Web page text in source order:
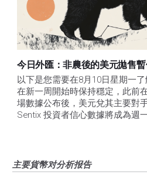
今日外匯：非農後的美元拋售
以下是您需要在8月10日星期一了
在新一周開始時保持穩定，此前
場數據公布後，美元兌其主要對
Sentix 投資者信心數據將成為週
主要貨幣对分析报告